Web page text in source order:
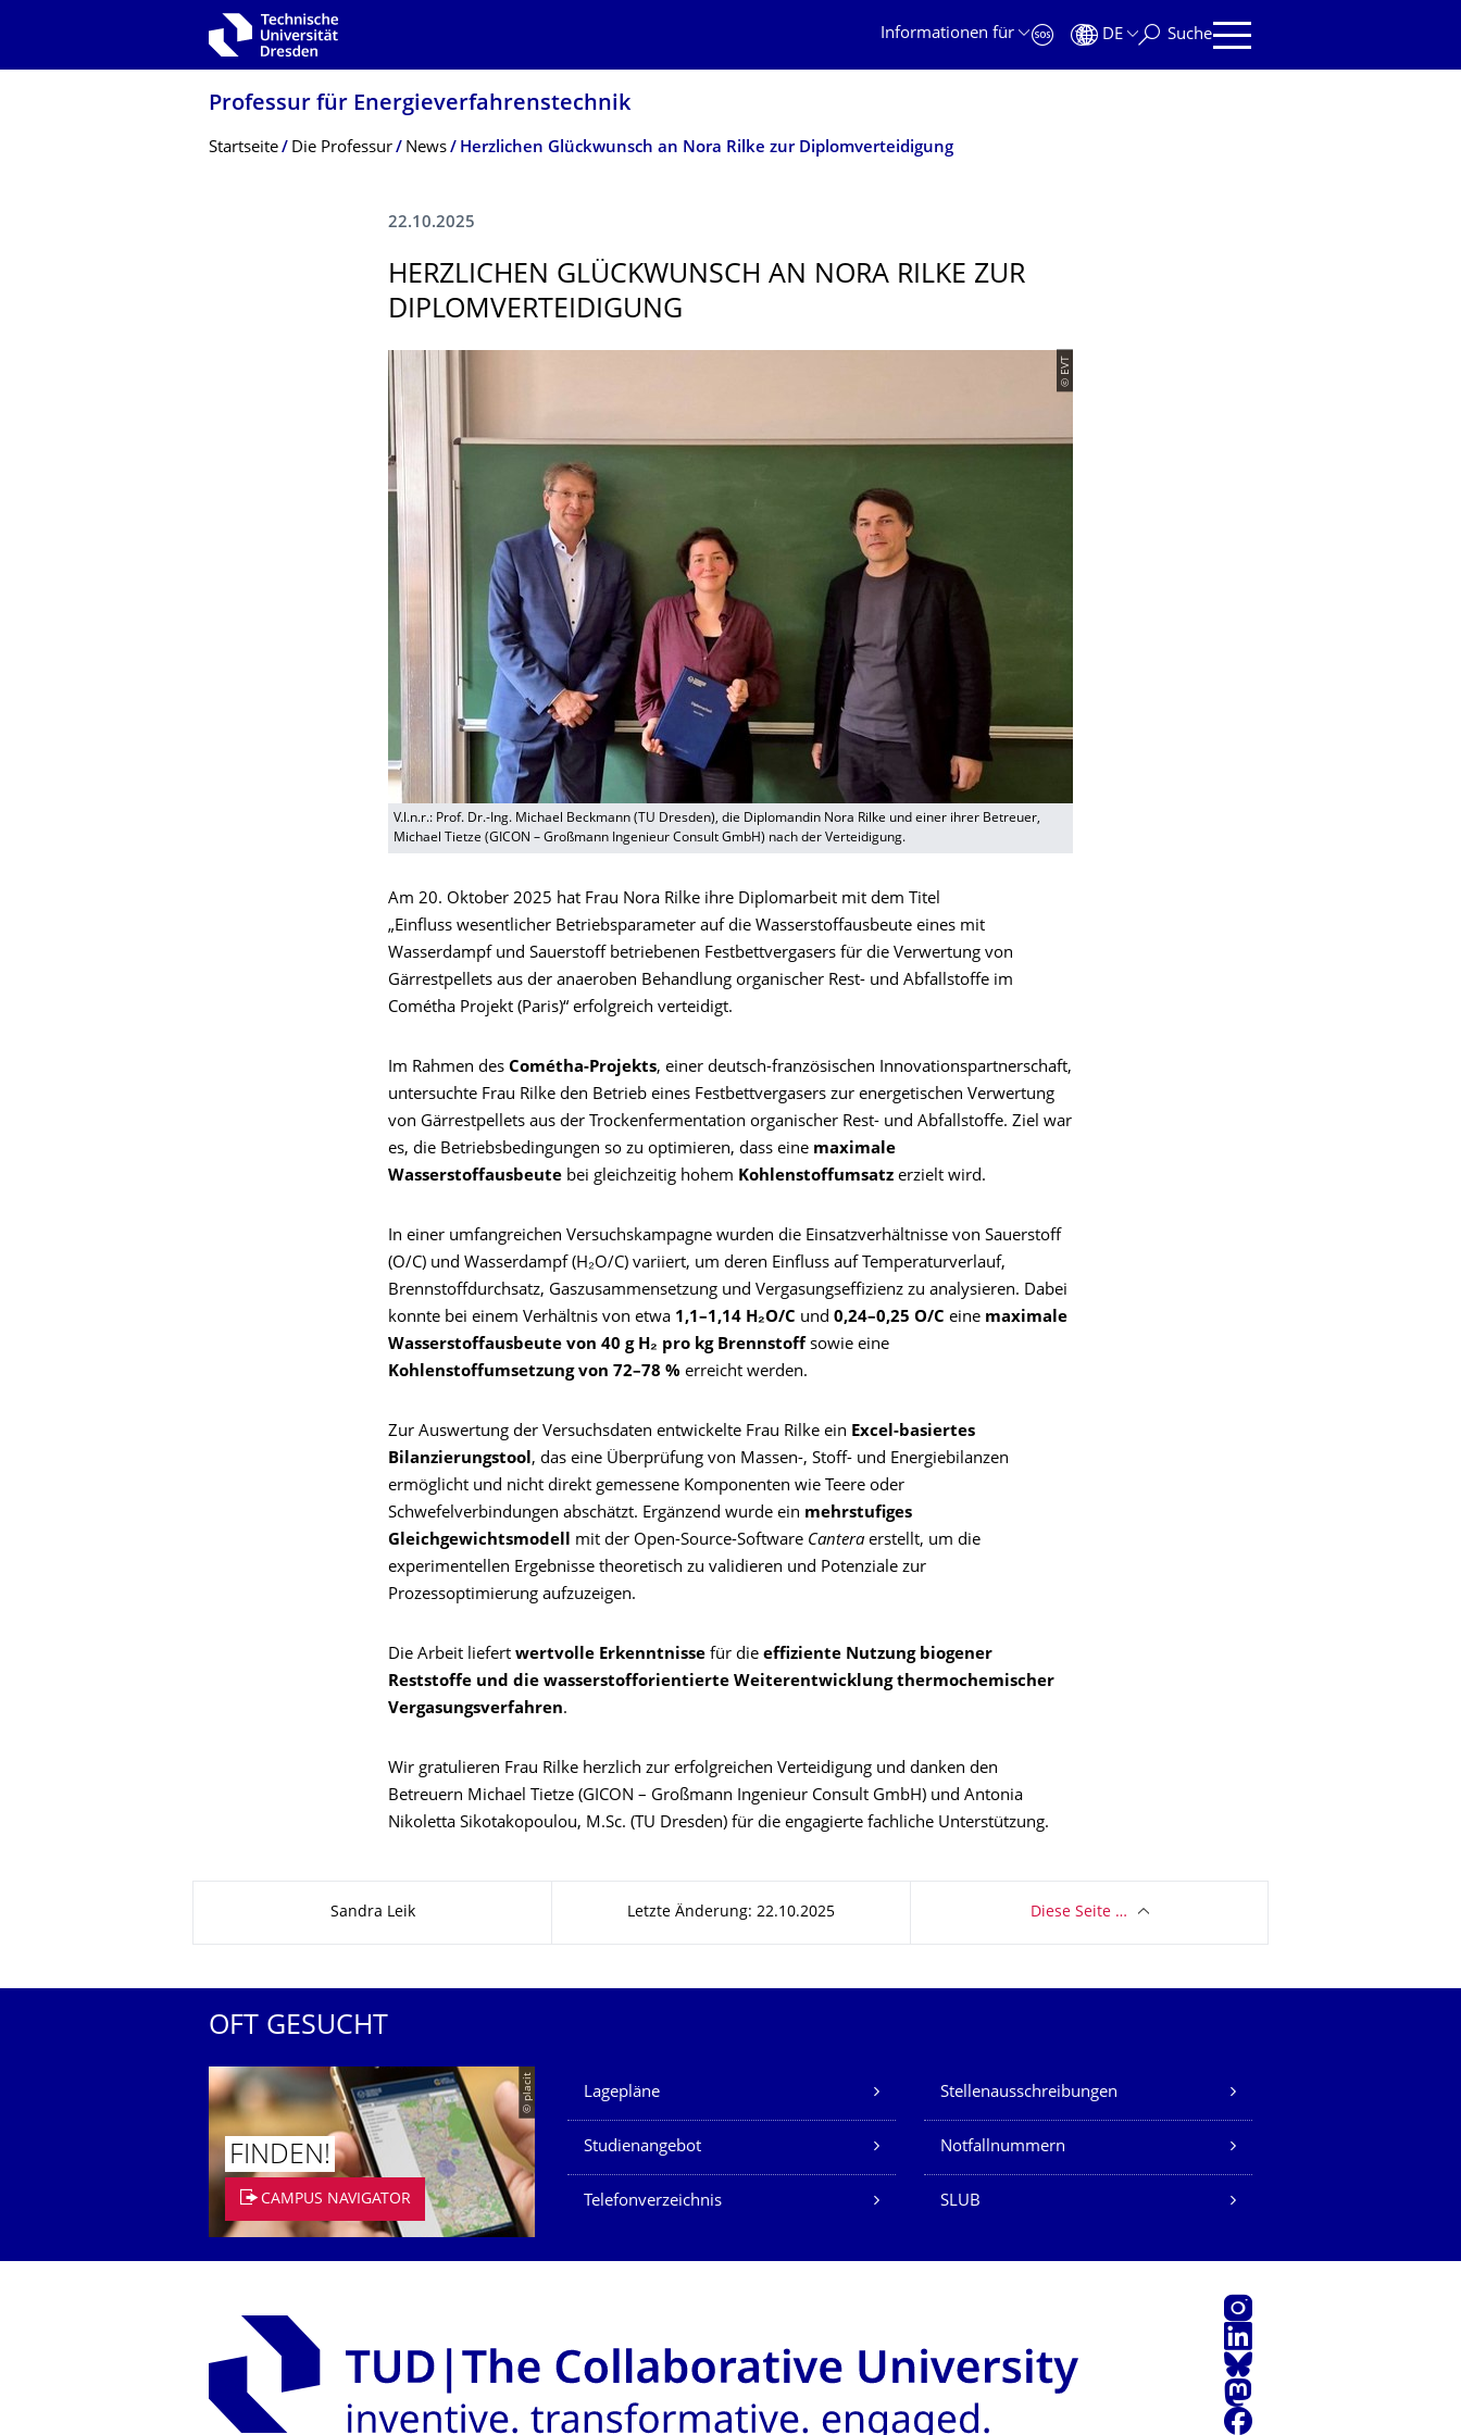
Zur Hauptnavigation springen
Informationen für
DE Suche
Professur für Energieverfahrens­technik
Breadcrumb-Menü
Startseite Die Professur News Herzlichen Glückwunsch an Nora Rilke zur Diplomverteidigung
22.10.2025
HERZLICHEN GLÜCKWUNSCH AN NORA RILKE ZUR
DIPLOMVERTEIDI­GUNG
© EVT
V.l.n.r.: Prof. Dr.-Ing. Michael Beckmann (TU Dresden), die Diplomandin Nora Rilke und einer ihrer Betreuer,
Michael Tietze (GICON – Großmann Ingenieur Consult GmbH) nach der Verteidigung.
Am 20. Oktober 2025 hat Frau Nora Rilke ihre Diplomarbeit mit dem Titel
„Einfluss wesentlicher Betriebsparameter auf die Wasserstoffausbeute eines mit
Wasserdampf und Sauerstoff betriebenen Festbettvergasers für die Verwertung von
Gärrestpellets aus der anaeroben Behandlung organischer Rest- und Abfallstoffe im
Cométha Projekt (Paris)“ erfolgreich verteidigt.
Im Rahmen des Cométha-Projekts, einer deutsch-französischen Innovationspartnerschaft,
untersuchte Frau Rilke den Betrieb eines Festbettvergasers zur energetischen Verwertung
von Gärrestpellets aus der Trockenfermentation organischer Rest- und Abfallstoffe. Ziel war
es, die Betriebsbedingungen so zu optimieren, dass eine maximale
Wasserstoffausbeute bei gleichzeitig hohem Kohlenstoffumsatz erzielt wird.
In einer umfangreichen Versuchskampagne wurden die Einsatzverhältnisse von Sauerstoff
(O/C) und Wasserdampf (H₂O/C) variiert, um deren Einfluss auf Temperaturverlauf,
Brennstoffdurchsatz, Gaszusammensetzung und Vergasungseffizienz zu analysieren. Dabei
konnte bei einem Verhältnis von etwa 1,1–1,14 H₂O/C und 0,24–0,25 O/C eine maximale
Wasserstoffausbeute von 40 g H₂ pro kg Brennstoff sowie eine
Kohlenstoffumsetzung von 72–78 % erreicht werden.
Zur Auswertung der Versuchsdaten entwickelte Frau Rilke ein Excel-basiertes
Bilanzierungstool, das eine Überprüfung von Massen-, Stoff- und Energiebilanzen
ermöglicht und nicht direkt gemessene Komponenten wie Teere oder
Schwefelverbindungen abschätzt. Ergänzend wurde ein mehrstufiges
Gleichgewichtsmodell mit der Open-Source-Software Canteraerstellt, um die
experimentellen Ergebnisse theoretisch zu validieren und Potenziale zur
Prozessoptimierung aufzuzeigen.
Die Arbeit liefert wertvolle Erkenntnisse für die effiziente Nutzung biogener
Reststoffe und die wasserstofforientierte Weiterentwicklung thermochemischer
Vergasungsverfahren.
Wir gratulieren Frau Rilke herzlich zur erfolgreichen Verteidigung und danken den
Betreuern Michael Tietze (GICON – Großmann Ingenieur Consult GmbH) und Antonia
Nikoletta Sikotakopoulou, M.Sc. (TU Dresden) für die engagierte fachliche Unterstützung.
Sandra Leik Letzte Änderung: 22.10.2025 Diese Seite …
OFT GESUCHT
© placit
FINDEN!
CAMPUS NAVIGATOR
Unsere Dienste
Lagepläne Stellenausschreibungen
Studienangebot Notfallnummern
Telefonverzeichnis SLUB
Instagram
LinkedIn
Bluesky
Mastodon
Facebook